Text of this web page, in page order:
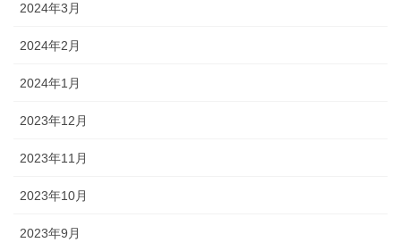
2024年3月
2024年2月
2024年1月
2023年12月
2023年11月
2023年10月
2023年9月